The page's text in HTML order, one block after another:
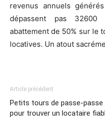
revenus annuels
dépassent pas 32600
abattement de 50% sur le
locatives. Un atout
Article précédent
Petits tours de passe-passe
pour trouver un locataire